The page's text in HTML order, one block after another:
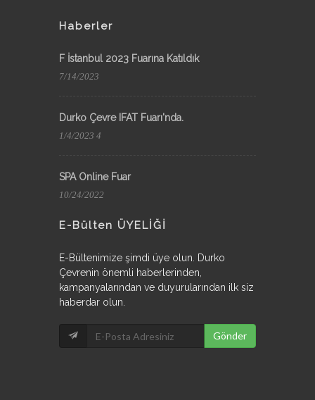
Haberler
F İstanbul 2023 Fuarına Katıldık
7/14/2023
Durko Çevre IFAT Fuarı'nda.
1/4/2023 4
SPA Online Fuar
10/24/2022
E-Bülten ÜYELİĞİ
E-Bültenimize şimdi üye olun. Durko
Çevrenin önemli haberlerinden,
kampanyalarından ve duyurularından ilk siz
haberdar olun.